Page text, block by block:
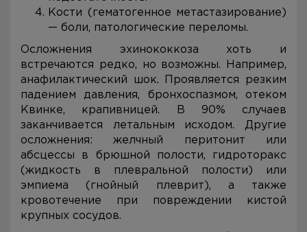
Кости (гематогенное метастазирование)
— боли, патологические переломы.
Осложнения эхинококкоза хоть и
встречаются редко, но возможны. Например,
анафилактический шок. Проявляется резким
падением давления, бронхоспазмом, отеком
Квинке, крапивницей. В 90% случаев
заканчивается летальным исходом. Другие
осложнения: желчный перитонит или
абсцессы в брюшной полости, гидроторакс
(жидкость в плевральной полости) или
эмпиема (гнойный плеврит), а также
кровотечение при повреждении кистой
крупных сосудов.